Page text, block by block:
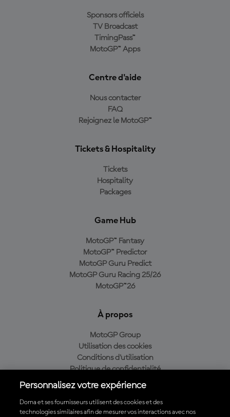
Sponsors officiels
TV Broadcast
TimingPass™
MotoGP™ Apps
Centre d'aide
Nous contacter
FAQ
Rejoignez le MotoGP™
Tickets & Hospitality
Tickets
Hospitality
Packages
Game Hub
MotoGP™ Fantasy
MotoGP™ Predictor
MotoGP Guru Predict
MotoGP Guru Racing 25/26
MotoGP™26
À propos
MotoGP Group
Utilisation des cookies
Conditions d'utilisation
Politique de confidentialité
Politique d’achat
Personnalisez votre expérience
Dorna et ses fournisseurs utilisent des cookies et des
technologies similaires afin de mesurer vos interactions avec nos